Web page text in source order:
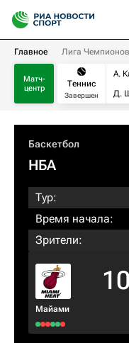
Главное Лига Чемпионов
Матч-
центр
Теннис
Завершен
А.
Д.
Баскетбол
НБА
Тур:
Время начала:
Зрители:
Майами